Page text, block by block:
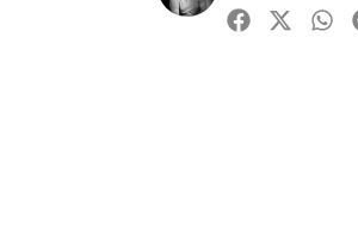
Facebook
Twitter